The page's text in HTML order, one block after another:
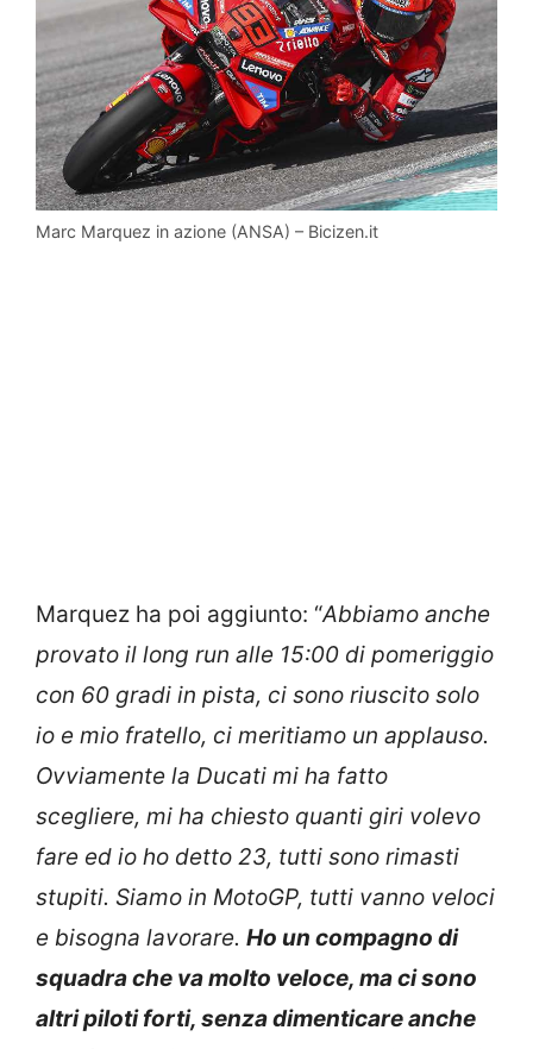
Marc Marquez in azione (ANSA) – Bicizen.it
Marquez ha poi aggiunto: “Abbiamo anche
provato il long run alle 15:00 di pomeriggio
con 60 gradi in pista, ci sono riuscito solo
io e mio fratello, ci meritiamo un applauso.
Ovviamente la Ducati mi ha fatto
scegliere, mi ha chiesto quanti giri volevo
fare ed io ho detto 23, tutti sono rimasti
stupiti. Siamo in MotoGP, tutti vanno veloci
e bisogna lavorare. Ho un compagno di
squadra che va molto veloce, ma ci sono
altri piloti forti, senza dimenticare anche